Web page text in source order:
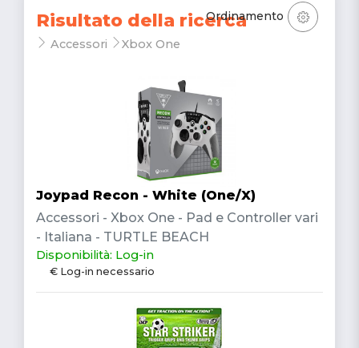
Risultato della ricerca
Accessori Xbox One
Ordinamento
Joypad Recon - White (One/X)
Accessori - Xbox One - Pad e Controller vari
- Italiana - TURTLE BEACH
Disponibilità: Log-in
€ Log-in necessario